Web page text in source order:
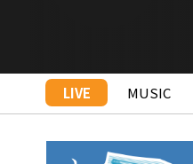
LIVE MUSIC